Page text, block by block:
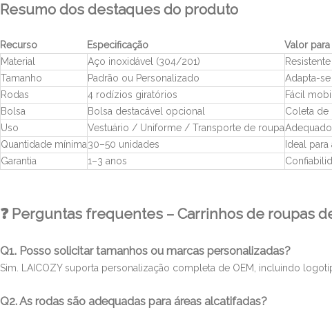
Resumo dos destaques do produto
Recurso Especificação
Valor
Material
Aço inoxidável (304/201)
Tamanho
Padrão ou Personalizado
Adapta-
Rodas
4 rodízios giratórios
Fácil
Bolsa
Bolsa destacável opcional
Coleta de
Uso
Vestuário / Uniforme / Transporte de roupa
Quantidade mínima30–50 unidades
Ideal
Garantia
1–3 anos
❓ Perguntas frequentes – Carrinhos de roupas
Q1. Posso solicitar tamanhos ou marcas personalizadas?
Sim. LAICOZY suporta personalização completa de OEM, incluindo
Q2. As rodas são adequadas para áreas alcatifadas?